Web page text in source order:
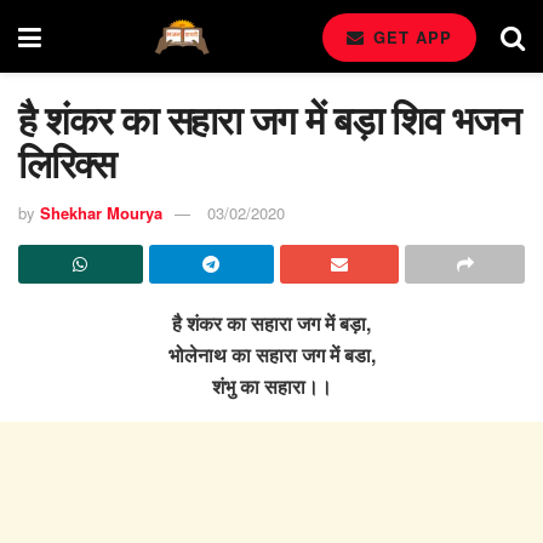
GET APP
है शंकर का सहारा जग में बड़ा शिव भजन
लिरिक्स
by Shekhar Mourya 03/02/2020
है शंकर का सहारा जग में बड़ा,
भोलेनाथ का सहारा जग में बडा,
शंभु का सहारा।।